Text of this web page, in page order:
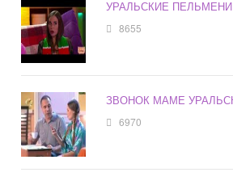
УРАЛЬСКИЕ
8655
ЗВОНОК МАМЕ
6970